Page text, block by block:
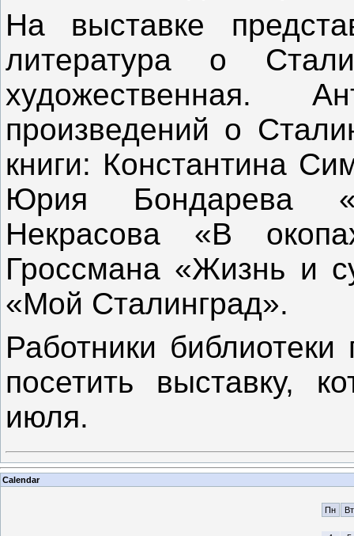
На выставке
литература о
художественная.
произведений о
книги: Константина
Юрия Бондарева
Некрасова «В
Гроссмана «Жизнь и
«Мой Сталинград».
Работники
посетить выставку,
июля.
Calendar
Пн Вт